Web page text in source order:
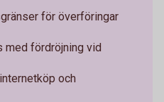
för överföringar
med fördröjning vid
och